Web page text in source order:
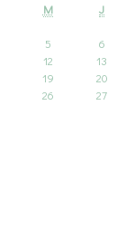
M J
5 6
12 13
19 20
26 27